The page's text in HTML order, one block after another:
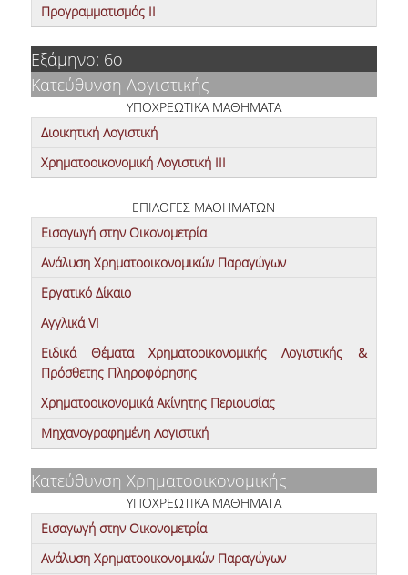
Προγραμματισμός ΙΙ
Εξάμηνο: 6ο
Κατεύθυνση Λογιστικής
ΥΠΟΧΡΕΩΤΙΚΑ ΜΑΘΗΜΑΤΑ
Διοικητική Λογιστική
Χρηματοοικονομική Λογιστική ΙΙΙ
ΕΠΙΛΟΓΕΣ ΜΑΘΗΜΑΤΩΝ
Εισαγωγή στην Οικονομετρία
Ανάλυση Χρηματοοικονομικών Παραγώγων
Εργατικό Δίκαιο
Αγγλικά VΙ
Ειδικά Θέματα Χρηματοοικονομικής Λογιστικής &
Πρόσθετης Πληροφόρησης
Χρηματοοικονομικά Ακίνητης Περιουσίας
Μηχανογραφημένη Λογιστική
Κατεύθυνση Χρηματοοικονομικής
ΥΠΟΧΡΕΩΤΙΚΑ ΜΑΘΗΜΑΤΑ
Εισαγωγή στην Οικονομετρία
Ανάλυση Χρηματοοικονομικών Παραγώγων